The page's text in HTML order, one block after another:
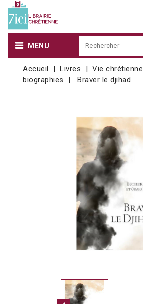
MENU
Accueil Livres Vie chrétienne
biographies
Braver le djihad